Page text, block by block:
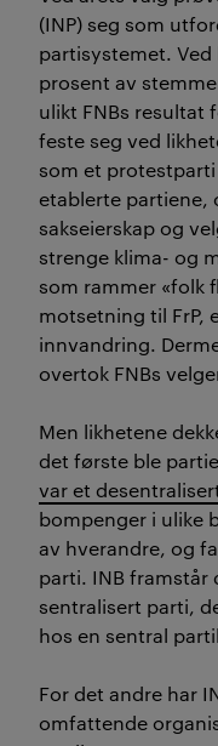
(INP) seg som
partisystemet.
prosent av
ulikt FNBs resultat
feste seg ved
som et
etablerte partiene,
sakseierskap og
strenge klima- og
som rammer «folk
motsetning til FrP,
innvandring.
overtok FNBs
Men likhetene
det første ble
var et
bompenger i ulike
av hverandre, og
parti. INB framstår
sentralisert parti,
hos en sentral
For det andre har
omfattende